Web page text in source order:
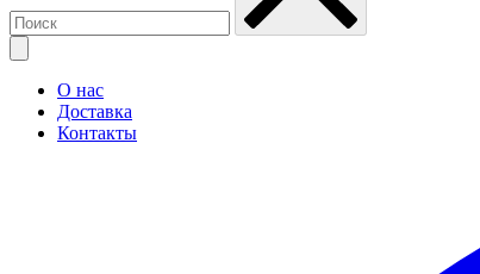
О нас
Доставка
Контакты